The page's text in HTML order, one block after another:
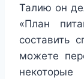
Талию он
«План
составить
можете